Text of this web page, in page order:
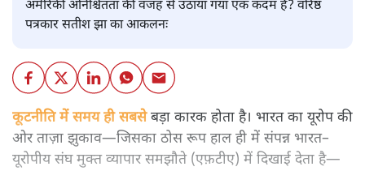
अमेरिकी अनिश्चितता की वजह से उठाया गया एक कदम है? वरिष्ठ
पत्रकार सतीश झा का आकलनः
कूटनीति में समय ही सबसेबड़ा कारक होता है। भारत का यूरोप की
ओर ताज़ा झुकाव—जिसका ठोस रूप हाल ही में संपन्न भारत–
यूरोपीय संघ मुक्त व्यापार समझौते (एफ़टीए) में दिखाई देता है—